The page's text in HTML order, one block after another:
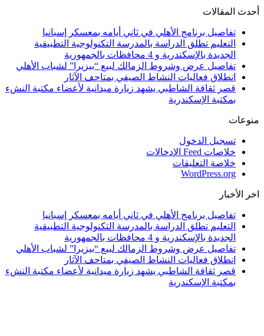
أحدث المقالات
تفاصيل برنامج الأهلي في ثاني أيامه بمعسكر إسبانيا
التعليم تطلق الدراسة بالمدرسة التكنولوجية التطبيقية
الجديدة بالإسكندرية و 4 محافظات بالجمهورية
تفاصيل عرض وشروط الزمالك لبيع “بيزيرا” لشباب الأهلي
انطلاق فعاليات النشاط الصيفي بمتاحف الآثار
قصر ثقافة الشاطبي يشهد زيارة ميدانية لأعضاء مكتبة النشء
بمكتبة الإسكندرية
منوعات
تسجيل الدخول
خلاصات Feed الإدخالات
خلاصة التعليقات
WordPress.org
اخر الأخبار
تفاصيل برنامج الأهلي في ثاني أيامه بمعسكر إسبانيا
التعليم تطلق الدراسة بالمدرسة التكنولوجية التطبيقية
الجديدة بالإسكندرية و 4 محافظات بالجمهورية
تفاصيل عرض وشروط الزمالك لبيع “بيزيرا” لشباب الأهلي
انطلاق فعاليات النشاط الصيفي بمتاحف الآثار
قصر ثقافة الشاطبي يشهد زيارة ميدانية لأعضاء مكتبة النشء
بمكتبة الإسكندرية